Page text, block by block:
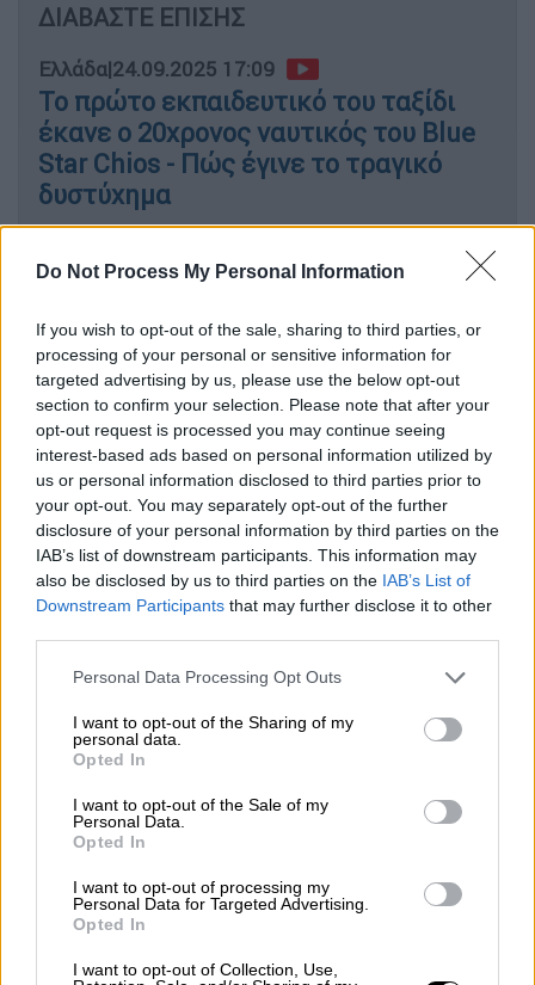
Do Not Process My Personal Information
If you wish to opt-out of the sale, sharing to third parties, or
processing of your personal or sensitive information for
targeted advertising by us, please use the below opt-out
section to confirm your selection. Please note that after your
opt-out request is processed you may continue seeing
interest-based ads based on personal information utilized by
us or personal information disclosed to third parties prior to
your opt-out. You may separately opt-out of the further
disclosure of your personal information by third parties on the
IAB’s list of downstream participants. This information may
also be disclosed by us to third parties on the IAB’s List of
Downstream Participants that may further disclose it to other
Please note that this website/app uses one or more Google
not limited to your visit or usage behaviour. You may click to
grant or deny consent to Google and its third-party tags to
use your data for below specified purposes in below Google
consent section.
Personal Data Processing Opt Outs
I want to opt-out of the Sharing of my
personal data.
Opted In
I want to opt-out of the Sale of my
Personal Data.
Opted In
I want to opt-out of processing my
Personal Data for Targeted Advertising.
Opted In
I want to opt-out of Collection, Use,
ΔΙΑΒΑΣΤΕ ΕΠΙΣΗΣ
Ελλάδα|24.09.2025 17:09
Το πρώτο εκπαιδευτικό του ταξίδι
έκανε ο 20χρονος ναυτικός του Blue
Star Chios - Πώς έγινε το τραγικό
δυστύχημα
Ελλάδα|25.09.2025 07:20
σκοτώθηκε ο 20χρονος ναυτικός:
Εξετάζουν το βίντεο οι αρχές -
Απεργία στο λιμάνι από τα σωματεία
Ο Τάσος είχε ναυτολογηθεί στο πλοίο στις
αρχές Σεπτεμβρίου και εργαζότανως
καθαριστής στο μηχανοστάσιο . Παρότι
διέθετε πιστοποιητικό από τοκυπριακό
περάσει μόνο μία ημέρα επιπλέον
εκπαίδευσης πάνω στο πλοίο.
«Δεν μπορώ να το φανταστώ»
Ένας ξάδελφος του 20χρονου, μιλώντας στο
Mega, περιέγραψε το σοκ που βιώνει μετά
από την τραγική είδηση, λέγοντας: «Τον
έπιασε η πόρτα, η υδατοστεγής πόρτα. Δέκα